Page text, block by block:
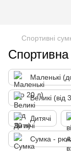
Спортивні
Маленькі
Великі (від
Дитячі
Сумка -